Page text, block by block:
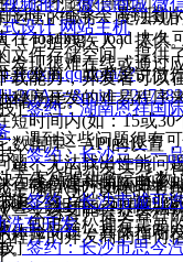
s?
文件存储空间，提供
载能力，开发者可以
储功能。
方案所提供的云函数
通了客户端与云资源
，即可轻松拥有需要
。
运营的服务）受法规
（包括残疾人）提供
发现很难在线或通过
在线创建和编辑电子
多个组件，可帮助
。
，经常会遇到图片
在 loading，load 太久
到这些问题很有可
题、无法找出性能问
，微信官方团队即将
查，该功能会提供一
体验问题，具体指明
发商、或者是说微
程序开发的难易程序
短时间内(如：15或30
数据库、API的设置
单个人的开发实力，
是“猪八戒”这样的平
，来给客户提交各种
程序的开发商的任何
频推广 微信商城 微
设计 网站主机
]签约：湖南恩祥国
]签约：长沙三二一
]签约：长沙市诚可
洗车开发
]签约：长沙市思今